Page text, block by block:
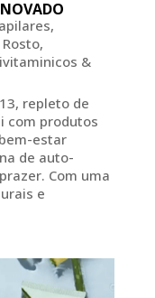
,
,
&
repleto de
com produtos
estar
de auto-
Com uma
e